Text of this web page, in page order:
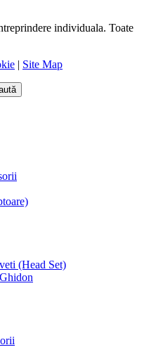
individuala. Toate
| Site Map
(Head Set)